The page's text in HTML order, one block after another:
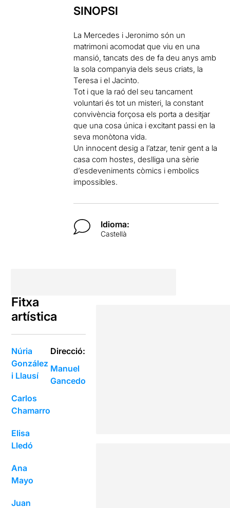
SINOPSI
La Mercedes i Jeronimo són un
matrimoni acomodat que viu en una
mansió, tancats des de fa deu anys amb
la sola companyia dels seus criats, la
Teresa i el Jacinto.
Tot i que la raó del seu tancament
voluntari és tot un misteri, la constant
convivència forçosa els porta a desitjar
que una cosa única i excitant passi en la
seva monòtona vida.
Un innocent desig a l’atzar, tenir gent a la
casa com hostes, deslliga una sèrie
d’esdeveniments còmics i embolics
impossibles.
Idioma:
Castellà
Fitxa
artística
Núria
González
i Llausí
Carlos
Chamarro
Elisa
Lledó
Ana
Mayo
Juan
Direcció:
Manuel
Gancedo